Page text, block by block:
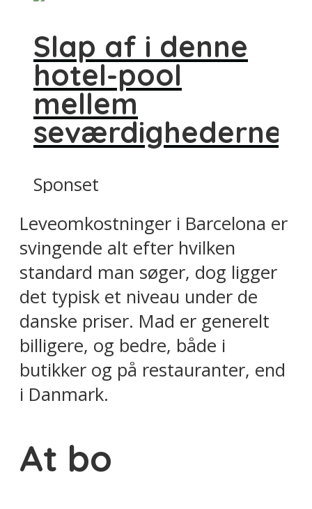
Slap af i denne
hotel-pool
mellem
seværdighederne
Sponset
Leveomkostninger i Barcelona er
svingende alt efter hvilken
standard man søger, dog ligger
det typisk et niveau under de
danske priser. Mad er generelt
billigere, og bedre, både i
butikker og på restauranter, end
i Danmark.
At bo